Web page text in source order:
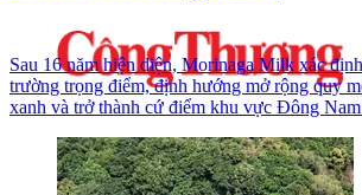
Sau 16 năm hiện diện, Morinaga Milk xác
trường trọng điểm, định hướng mở rộng quy
xanh và trở thành cứ điểm khu vực Đông